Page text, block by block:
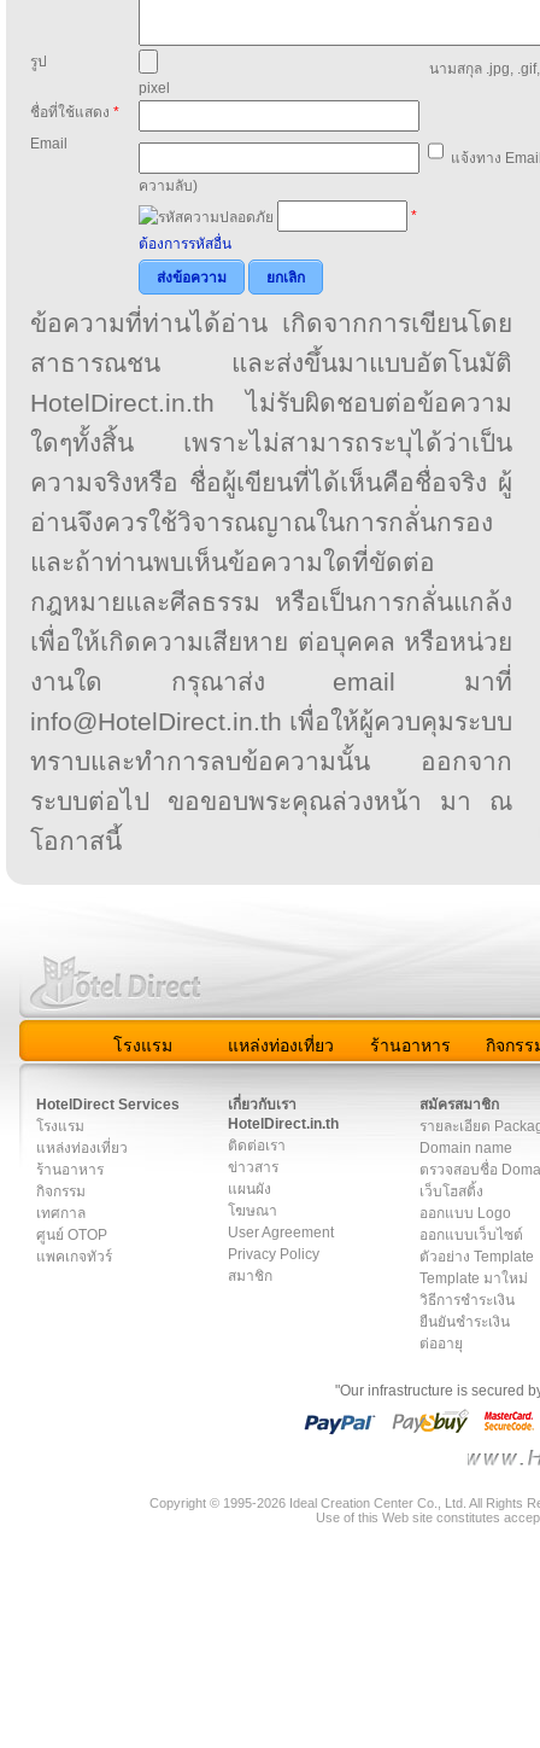
รูป
นามสกุล .jpg,
pixel
ชื่อที่ใช้แสดง *
Email
แจ้งทาง
ความลับ)
*
ต้องการรหัสอื่น
ส่งข้อความ
ยกเลิก
ข้อความที่ท่านได้อ่าน เกิดจากการเขียนโดย
สาธารณชน และส่งขึ้นมาแบบอัตโนมัติ
HotelDirect.in.th ไม่รับผิดชอบต่อข้อความ
ใดๆทั้งสิ้น เพราะไม่สามารถระบุได้ว่าเป็น
ความจริงหรือ ชื่อผู้เขียนที่ได้เห็นคือชื่อจริง ผู้
อ่านจึงควรใช้วิจารณญาณในการกลั่นกรอง
และถ้าท่านพบเห็นข้อความใดที่ขัดต่อ
กฎหมายและศีลธรรม หรือเป็นการกลั่นแกล้ง
เพื่อให้เกิดความเสียหาย ต่อบุคคล หรือหน่วย
งานใด กรุณาส่ง email มาที่
info@HotelDirect.in.th เพื่อให้ผู้ควบคุมระบบ
ทราบและทำการลบข้อความนั้น ออกจาก
ระบบต่อไป ขอขอบพระคุณล่วงหน้า มา ณ
โอกาสนี้
โรงแรม แหล่งท่องเที่ยว ร้านอาหาร กิจกรร
HotelDirect Services
โรงแรม
แหล่งท่องเที่ยว
ร้านอาหาร
กิจกรรม
เทศกาล
ศูนย์ OTOP
แพคเกจทัวร์
เกี่ยวกับเรา
HotelDirect.in.th
ติดต่อเรา
ข่าวสาร
แผนผัง
โฆษณา
User Agreement
Privacy Policy
สมาชิก
สมัครสมาชิก
รายละเอียด
Domain name
ตรวจสอบชื่อ
เว็บโฮสติ้ง
ออกแบบ Logo
ออกแบบเว็บไซต์
ตัวอย่าง Template
Template มาใหม่
วิธีการชำระเงิน
ยืนยันชำระเงิน
ต่ออายุ
"Our infrastructure is secured
Copyright © 1995-2026 Ideal Creation Center Co., Ltd. All Rights
Use of this Web site constitutes